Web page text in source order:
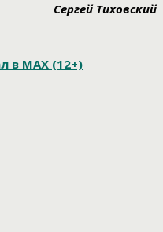
Сергей Тиховский
в МАХ (12+)